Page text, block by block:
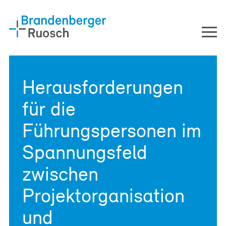
Zur Navigation springen
Dienstleistungen
Bauherrenberatung
Immobilienberatung
Unternehmensberatung
Unternehmen
Team
Arbeiten bei uns
Herausforderungen
für die
Führungspersonen im
Spannungsfeld
zwischen
Projektorganisation
und